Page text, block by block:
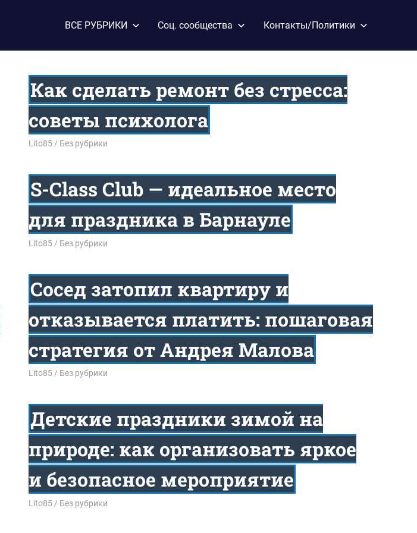
ВСЕ РУБРИКИ Соц. сообщества Контакты/Политики
Как сделать ремонт без стресса:
советы психолога
15.04.2026
Lito85 Без рубрики
S-Class Club — идеальное место
для праздника в Барнауле
12.02.2026
Lito85 Без рубрики
Сосед затопил квартиру и
отказывается платить: пошаговая
стратегия от Андрея Малова
21.01.2026
Lito85 Без рубрики
Детские праздники зимой на
природе: как организовать яркое
и безопасное мероприятие
12.01.2026
Lito85 Без рубрики